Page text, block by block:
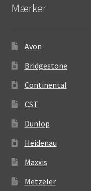
Mærker
Avon
Bridgestone
Continental
CST
Dunlop
Heidenau
Maxxis
Metzeler